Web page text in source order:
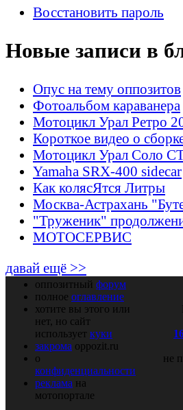
Восстановить пароль
Новые записи в
Опус на тему оппозитов
Фотоальбом караванера
Мотоцикл Урал Ретро
Короткое видео о
Мотоцикл Урал Соло
Yamaha SRX-400 sidecar
Как колясЯтся Литры
Москва-Астрахань
"Труженик"
МОТОСЕРВИС
давай ещё >>
оппозитный форум
полное оглавление
хотите вы этого или
нет, но сайт
использует куки
закрома oppozit.ru
о
конфиденциальности
реклама на
мотопортале
не